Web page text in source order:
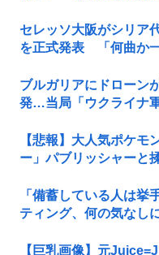
セレッソ大阪がシリア
を正式発表 「何曲か
ブルガリアにドローン
発…当局「ウクライナ
【悲報】大人気ポケモ
ー」パブリッシャーと
「備蓄している人は挙
ティング、何の気なし
【巨乳画像】元